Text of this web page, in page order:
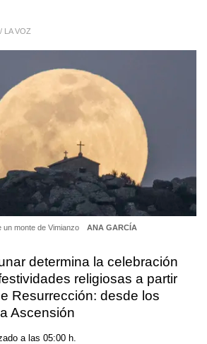
LA VOZ
un monte de Vimianzo ANA GARCÍA
determina la celebración
religiosas a partir
Resurrección: desde los
Ascensión
a las 05:00 h.